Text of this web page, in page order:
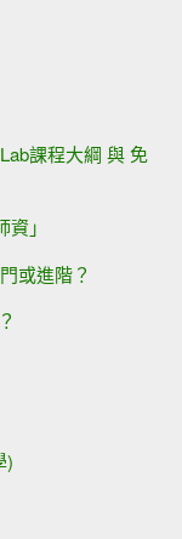
課程大綱 與 免
」
或進階？
)